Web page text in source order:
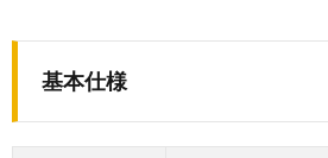
基本仕様